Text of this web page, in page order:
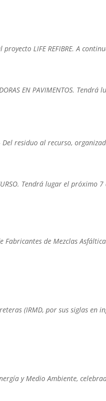
LIFE REFIBRE. A
EN PAVIMENTOS.
residuo al recurso,
Tendrá lugar el
de Mezclas
(IRMD, por sus siglas en
y Medio Ambiente,